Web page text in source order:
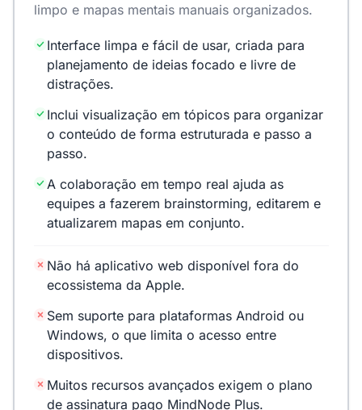
limpo e mapas mentais manuais organizados.
Interface limpa e fácil de usar, criada para
planejamento de ideias focado e livre de
distrações.
Inclui visualização em tópicos para organizar
o conteúdo de forma estruturada e passo a
passo.
A colaboração em tempo real ajuda as
equipes a fazerem brainstorming, editarem e
atualizarem mapas em conjunto.
Não há aplicativo web disponível fora do
ecossistema da Apple.
Sem suporte para plataformas Android ou
Windows, o que limita o acesso entre
dispositivos.
Muitos recursos avançados exigem o plano
de assinatura pago MindNode Plus.